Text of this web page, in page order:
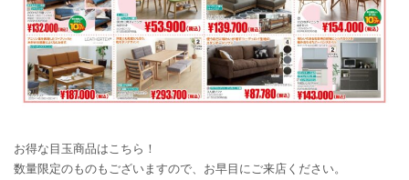
お得な目玉商品はこちら！
数量限定のものもございますので、お早目にご来店ください。